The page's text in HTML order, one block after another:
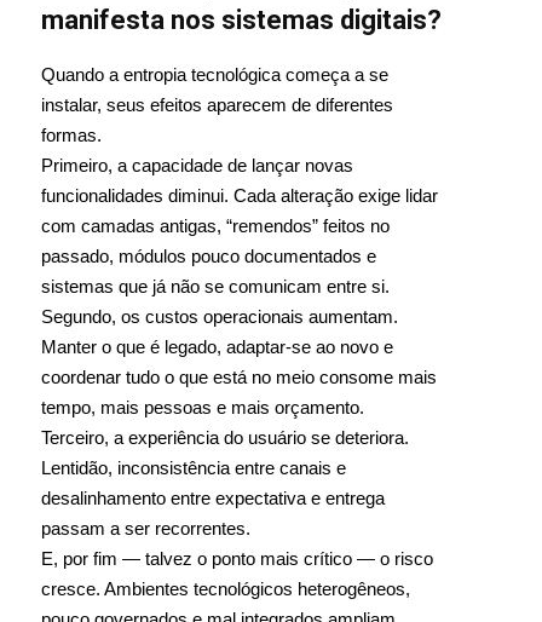
manifesta nos sistemas digitais?
Quando a entropia tecnológica começa a se
instalar, seus efeitos aparecem de diferentes
formas.
Primeiro, a capacidade de lançar novas
funcionalidades diminui. Cada alteração exige lidar
com camadas antigas, “remendos” feitos no
passado, módulos pouco documentados e
sistemas que já não se comunicam entre si.
Segundo, os custos operacionais aumentam.
Manter o que é legado, adaptar-se ao novo e
coordenar tudo o que está no meio consome mais
tempo, mais pessoas e mais orçamento.
Terceiro, a experiência do usuário se deteriora.
Lentidão, inconsistência entre canais e
desalinhamento entre expectativa e entrega
passam a ser recorrentes.
E, por fim — talvez o ponto mais crítico — o risco
cresce. Ambientes tecnológicos heterogêneos,